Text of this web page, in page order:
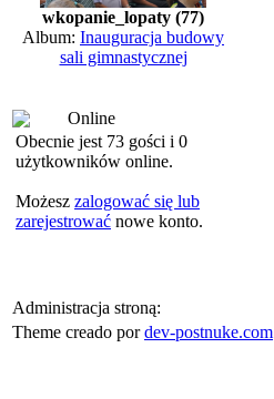
wkopanie_lopaty (77)
Album: Inauguracja budowy
sali gimnastycznej
Online
Obecnie jest 73 gości i 0
użytkowników online.
Możesz zalogować się lub
zarejestrować nowe konto.
Administracja stroną:
Theme creado pordev-postnuke.com